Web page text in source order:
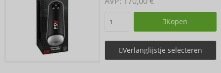
Kopen
Verlanglijstje selecteren